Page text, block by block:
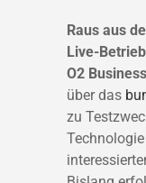
Raus aus
Live-
O2 Business
über das
zu